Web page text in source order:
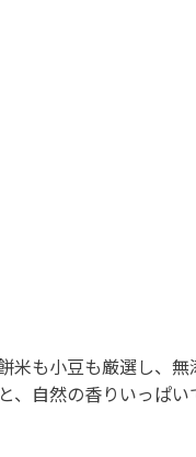
米も小豆も厳選し、
自然の香りいっぱい